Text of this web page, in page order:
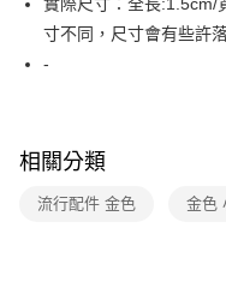
１．於結帳方式選擇「
結帳頁面，進行簡訊認證並確
後付繳納相關費用。
是否繳費成功／繳費後需取消
免運費
7-11取貨付款
免運費
寸不同，尺寸會有些許
-
相關分類
流行配件 金色 金色